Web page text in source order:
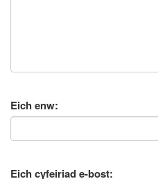
Eich enw:
Eich cyfeiriad e-bost: